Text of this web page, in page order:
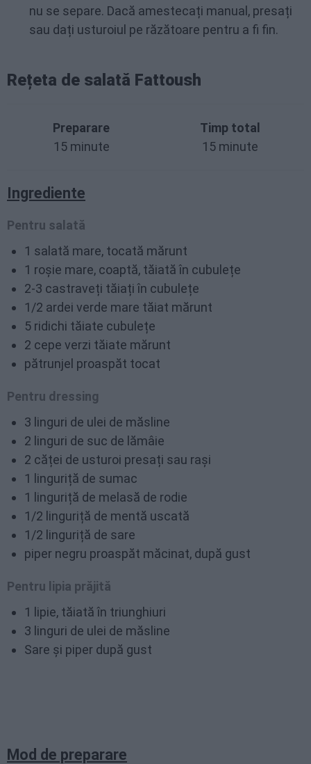
nu se separe. Dacă amestecați manual, presați
sau dați usturoiul pe răzătoare pentru a fi fin.
Rețeta de salată Fattoush
Preparare
15 minute
Timp total
15 minute
Ingrediente
Pentru salată
1 salată mare, tocată mărunt
1 roșie mare, coaptă, tăiată în cubulețe
2-3 castraveți tăiați în cubulețe
1/2 ardei verde mare tăiat mărunt
5 ridichi tăiate cubulețe
2 cepe verzi tăiate mărunt
pătrunjel proaspăt tocat
Pentru dressing
3 linguri de ulei de măsline
2 linguri de suc de lămâie
2 căței de usturoi presați sau rași
1 linguriță de sumac
1 linguriță de melasă de rodie
1/2 linguriță de mentă uscată
1/2 linguriță de sare
piper negru proaspăt măcinat, după gust
Pentru lipia prăjită
1 lipie, tăiată în triunghiuri
3 linguri de ulei de măsline
Sare și piper după gust
Mod de preparare